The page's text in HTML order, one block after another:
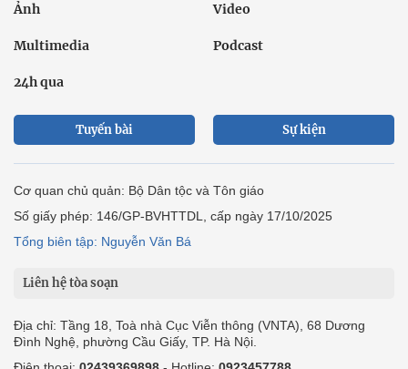
Ảnh Video
Multimedia Podcast
24h qua
Tuyến bài Sự kiện
Cơ quan chủ quản: Bộ Dân tộc và Tôn giáo
Số giấy phép: 146/GP-BVHTTDL, cấp ngày 17/10/2025
Tổng biên tập: Nguyễn Văn Bá
Liên hệ tòa soạn
Địa chỉ: Tầng 18, Toà nhà Cục Viễn thông (VNTA), 68 Dương
Đình Nghệ, phường Cầu Giấy, TP. Hà Nội.